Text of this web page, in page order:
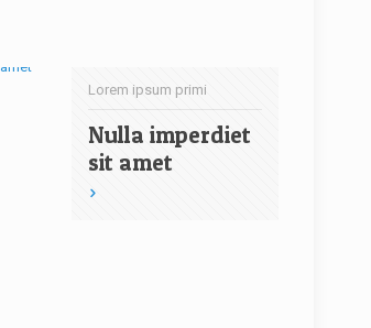
Lorem ipsum primi
Nulla imperdiet
sit amet